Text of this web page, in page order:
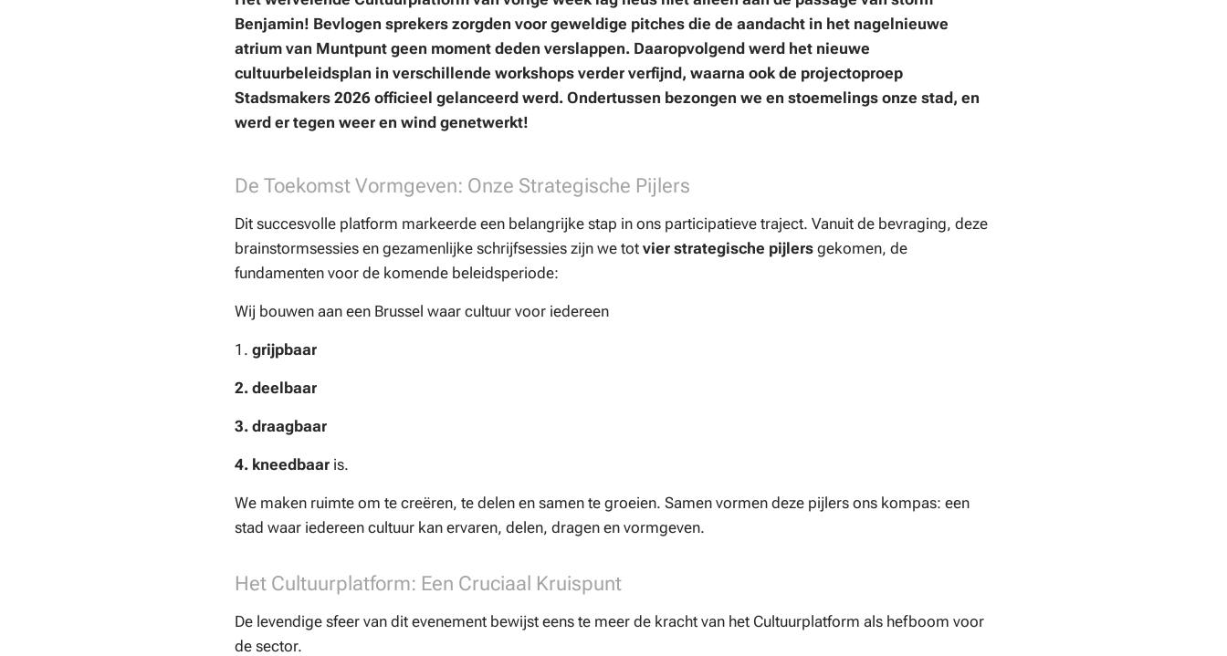
Benjamin! Bevlogen sprekers zorgden voor geweldige pitches die de aandacht in het nagelnieuwe
atrium van Muntpunt geen moment deden verslappen. Daaropvolgend werd het nieuwe
cultuurbeleidsplan in verschillende workshops verder verfijnd, waarna ook de projectoproep
Stadsmakers 2026 officieel gelanceerd werd. Ondertussen bezongen we en stoemelings onze stad, en
werd er tegen weer en wind genetwerkt!
De Toekomst Vormgeven: Onze Strategische Pijlers
Dit succesvolle platform markeerde een belangrijke stap in ons participatieve traject. Vanuit de bevraging, deze
brainstormsessies en gezamenlijke schrijfsessies zijn we tot vier strategische pijlers gekomen, de
fundamenten voor de komende beleidsperiode:
Wij bouwen aan een Brussel waar cultuur voor iedereen
1. grijpbaar
2. deelbaar
3. draagbaar
4. kneedbaar is.
We maken ruimte om te creëren, te delen en samen te groeien. Samen vormen deze pijlers ons kompas: een
stad waar iedereen cultuur kan ervaren, delen, dragen en vormgeven.
Het Cultuurplatform: Een Cruciaal Kruispunt
De levendige sfeer van dit evenement bewijst eens te meer de kracht van het Cultuurplatform als hefboom voor
de sector.